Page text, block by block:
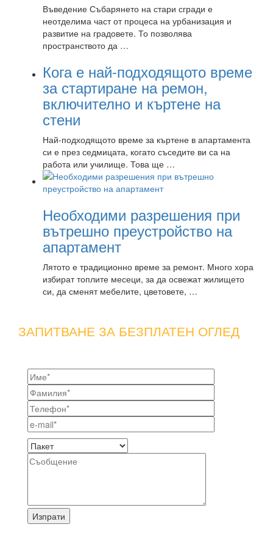
Въведение Събарянето на стари сгради е
неотделима част от процеса на урбанизация и
развитие на градовете. То позволява
пространството да …
Кога е най-подходящото време
за стартиране на ремон,
включително и къртене на
стени
Най-подходящото време за къртене в апартамента
си е през седмицата, когато съседите ви са на
работа или училище. Това ще …
Необходими разрешения при
вътрешно преустройство на
апартамент
Лятото е традиционно време за ремонт. Много хора
избират топлите месеци, за да освежат жилището
си, да сменят мебелите, цветовете, …
ЗАПИТВАНЕ ЗА БЕЗПЛАТЕН ОГЛЕД